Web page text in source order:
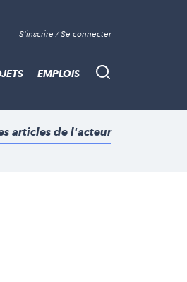
S'inscrire / Se connecter
Recherche
EMPLOIS
articles de l'acteur